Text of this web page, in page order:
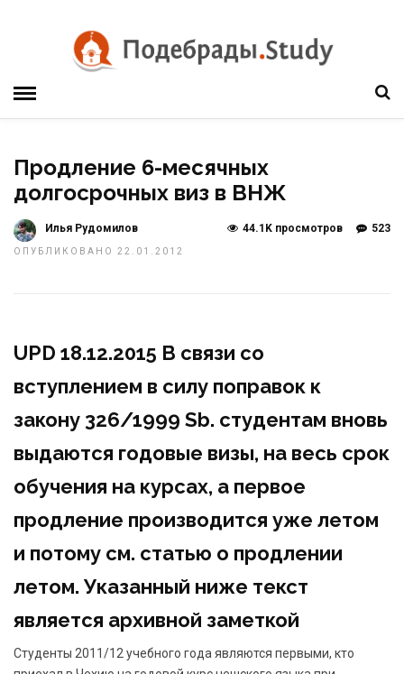
Продление 6-месячных
долгосрочных виз в ВНЖ
Илья Рудомилов
ОПУБЛИКОВАНО 22.01.2012
523
44.1K просмотров
UPD 18.12.2015 В связи со
вступлением в силу поправок к
закону 326/1999 Sb. студентам вновь
выдаются годовые визы, на весь срок
обучения на курсах, а первое
продление производится уже летом
и потому см. статью о продлении
летом. Указанный ниже текст
является архивной заметкой
Студенты 2011/12 учебного года являются первыми, кто